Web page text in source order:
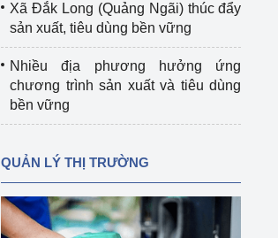
Xã Đắk Long (Quảng Ngãi) thúc đẩy
sản xuất, tiêu dùng bền vững
Nhiều địa phương hưởng ứng
chương trình sản xuất và tiêu dùng
bền vững
QUẢN LÝ THỊ TRƯỜNG